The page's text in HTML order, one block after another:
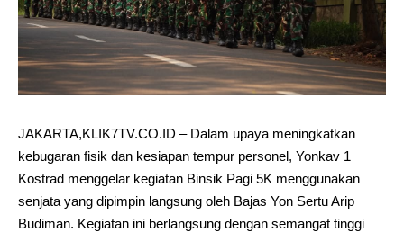
JAKARTA,KLIK7TV.CO.ID – Dalam upaya meningkatkan
kebugaran fisik dan kesiapan tempur personel, Yonkav 1
Kostrad menggelar kegiatan Binsik Pagi 5K menggunakan
senjata yang dipimpin langsung oleh Bajas Yon Sertu Arip
Budiman. Kegiatan ini berlangsung dengan semangat tinggi